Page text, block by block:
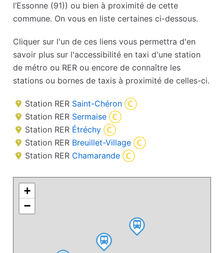
l’Essonne (91)) ou bien à proximité de cette
commune. On vous en liste certaines ci-dessous.
Cliquer sur l'un de ces liens vous permettra d'en
savoir plus sur l'accessibilité en taxi d'une station
de métro ou RER ou encore de connaître les
stations ou bornes de taxis à proximité de celles-ci.
Station RER Saint-Chéron
Station RER Sermaise
Station RER Étréchy
Station RER Breuillet-Village
Station RER Chamarande
+
−